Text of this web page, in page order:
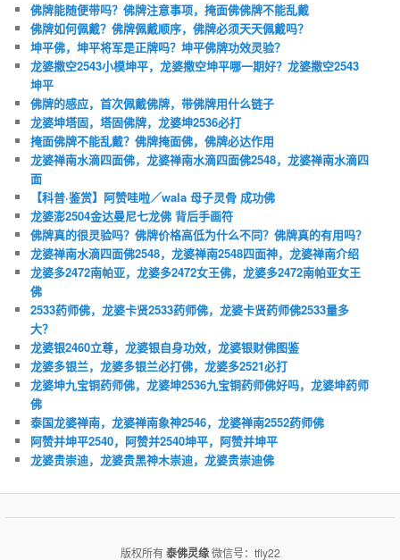
佛牌能随便带吗？佛牌注意事项，掩面佛佛牌不能乱戴
佛牌如何佩戴？佛牌佩戴顺序，佛牌必须天天佩戴吗？
坤平佛，坤平将军是正牌吗？坤平佛牌功效灵验？
龙婆撒空2543小模坤平，龙婆撒空坤平哪一期好？龙婆撒空2543
坤平
佛牌的感应，首次佩戴佛牌，带佛牌用什么链子
龙婆坤塔固，塔固佛牌，龙婆坤2536必打
掩面佛牌不能乱戴？佛牌掩面佛，佛牌必达作用
龙婆禅南水滴四面佛，龙婆禅南水滴四面佛2548，龙婆禅南水滴四
面
【科普·鉴赏】阿赞哇啦／wala 母子灵骨 成功佛
龙婆澎2504金达曼尼七龙佛 背后手画符
佛牌真的很灵验吗？佛牌价格高低为什么不同？佛牌真的有用吗？
龙婆禅南水滴四面佛2548，龙婆禅南2548四面神，龙婆禅南介绍
龙婆多2472南帕亚，龙婆多2472女王佛，龙婆多2472南帕亚女王
佛
2533药师佛，龙婆卡贤2533药师佛，龙婆卡贤药师佛2533量多
大？
龙婆银2460立尊，龙婆银自身功效，龙婆银财佛图鉴
龙婆多银兰，龙婆多银兰必打佛，龙婆多2521必打
龙婆坤九宝铜药师佛，龙婆坤2536九宝铜药师佛好吗，龙婆坤药师
佛
泰国龙婆禅南，龙婆禅南象神2546，龙婆禅南2552药师佛
阿赞并坤平2540，阿赞并2540坤平，阿赞并坤平
龙婆贵崇迪，龙婆贵黑神木崇迪，龙婆贵崇迪佛
版权所有泰佛灵缘微信号：tfly22